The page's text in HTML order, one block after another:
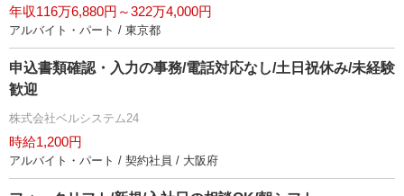
年収116万6,880円～322万4,000円
アルバイト・パート / 東京都
申込書類確認・入力の事務/電話対応なし/土日祝休み/未経験
歓迎
株式会社ベルシステム24
時給1,200円
アルバイト・パート / 契約社員 / 大阪府